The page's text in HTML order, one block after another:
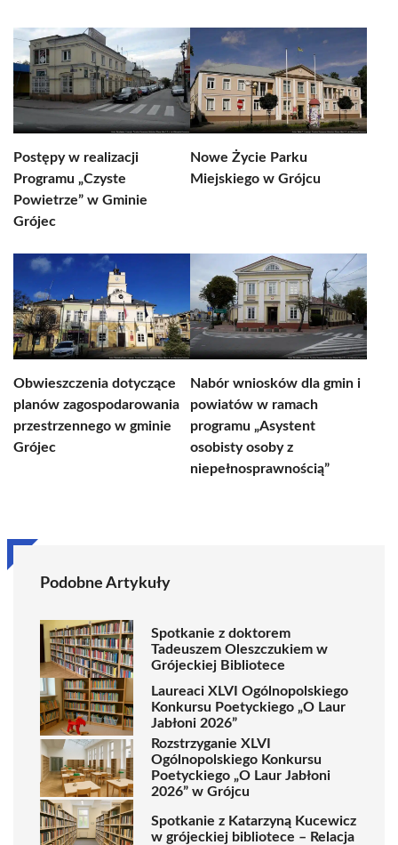
Postępy w realizacji
Programu „Czyste
Powietrze” w Gminie
Grójec
Nowe Życie Parku
Miejskiego w Grójcu
Obwieszczenia dotyczące
planów zagospodarowania
przestrzennego w gminie
Grójec
Nabór wniosków dla gmin i
powiatów w ramach
programu „Asystent
osobisty osoby z
niepełnosprawnością”
Podobne Artykuły
Spotkanie z doktorem
Tadeuszem Oleszczukiem w
Grójeckiej Bibliotece
Laureaci XLVI Ogólnopolskiego
Konkursu Poetyckiego „O Laur
Jabłoni 2026”
Rozstrzyganie XLVI
Ogólnopolskiego Konkursu
Poetyckiego „O Laur Jabłoni
2026” w Grójcu
Spotkanie z Katarzyną Kucewicz
w grójeckiej bibliotece – Relacja